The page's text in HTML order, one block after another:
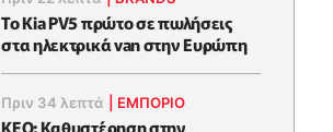
Το Kia PV5 πρώτο σε πωλήσεις
στα ηλεκτρικά van στην Ευρώπη
Πριν 34 λεπτά ΕΜΠΟΡΙΟ
KEO: Καθυστέρηση στην